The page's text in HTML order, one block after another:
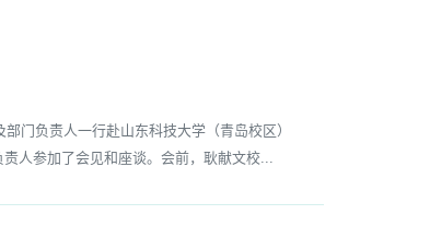
门负责人一行赴山东科技大学（青岛校区）
人参加了会见和座谈。会前，耿献文校...